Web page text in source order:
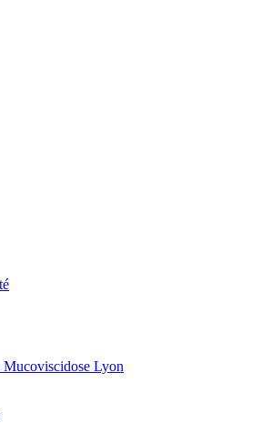
Mucoviscidose Lyon